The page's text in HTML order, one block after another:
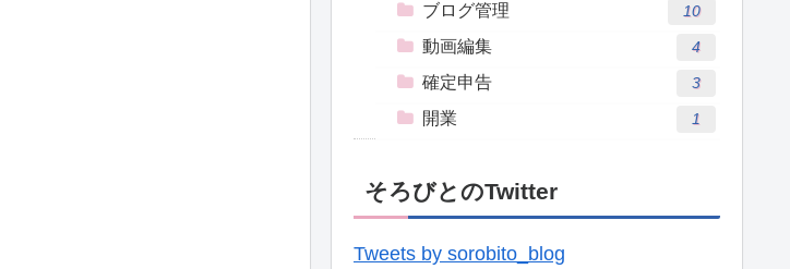
ブログ管理 10
動画編集 4
確定申告 3
開業 1
そろびとのTwitter
Tweets by sorobito_blog